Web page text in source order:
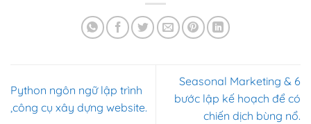
Python ngôn ngữ lập trình
,công cụ xây dựng website.
Seasonal Marketing & 6
bước lập kế hoạch để có
chiến dịch bùng nổ.